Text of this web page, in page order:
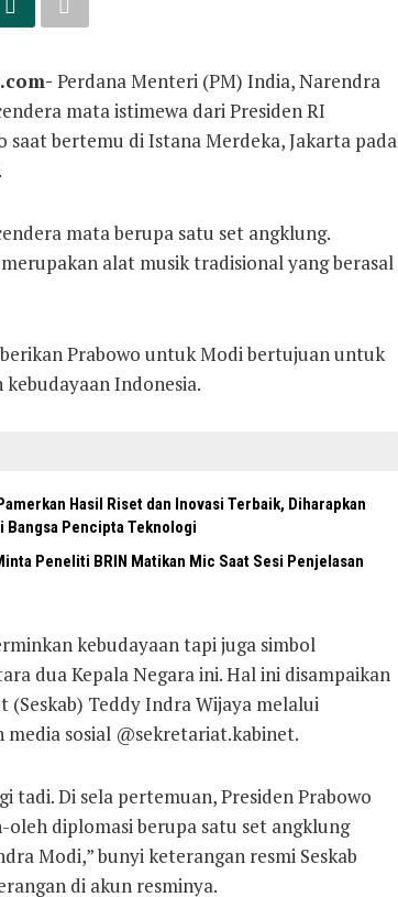
Perdana Menteri (PM) India, Narendra
mata istimewa dari Presiden RI
saat bertemu di Istana Merdeka, Jakarta pada
mata berupa satu set angklung.
alat musik tradisional yang berasal
Prabowo untuk Modi bertujuan untuk
Indonesia.
Hasil Riset dan Inovasi Terbaik, Diharapkan
Bangsa Pencipta Teknologi
Peneliti BRIN Matikan Mic Saat Sesi Penjelasan
kebudayaan tapi juga simbol
dua Kepala Negara ini. Hal ini disampaikan
(Seskab) Teddy Indra Wijaya melalui
media sosial @sekretariat.kabinet.
tadi. Di sela pertemuan, Presiden Prabowo
oleh diplomasi berupa satu set angklung
Modi,” bunyi keterangan resmi Seskab
di akun resminya.